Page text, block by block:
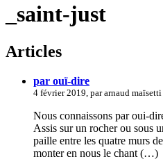
_saint-just
Articles
par ouï-dire
4 février 2019, par arnaud maïsetti
Nous connaissons par oui-
Assis sur un rocher ou sous
paille entre les quatre murs
monter en nous le chant (…)